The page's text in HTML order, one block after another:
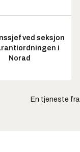
ved seksjon
i
Norad
En tjeneste fra